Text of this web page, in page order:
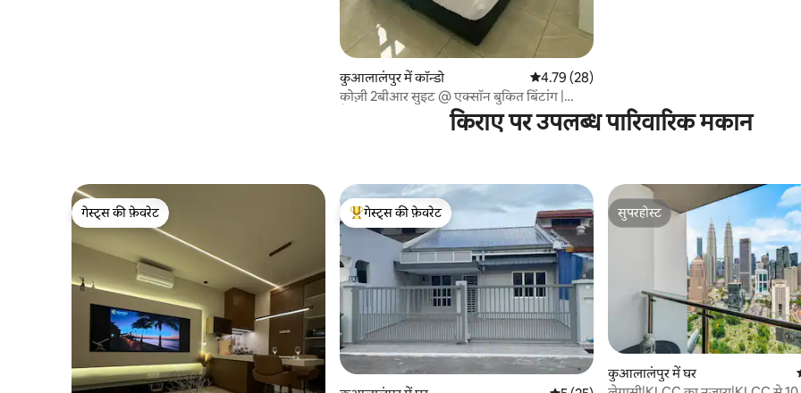
कुआलालंपुर में कॉन्डो औसत रेटिंग 5 में से 4.79, 28 समीक्षाएँ
4.79 (28)
कोज़ी 2बीआर सुइट @ एक्सॉन बुकित बिंटांग |
किराए पर उपलब्ध पारिवारिक मकान
गेस्ट्स की फ़ेवरेट
गेस्ट्स की फ़ेवरेट
गेस्ट्स का टॉप फ़ेवरेट
गेस्ट्स की फ़ेवरेट
सुपरहोस्ट
सुपरहोस्ट
कुआलालंपुर में घर